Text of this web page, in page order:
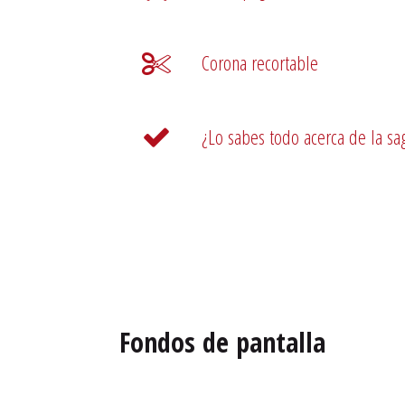
Corona recortable
¿Lo sabes todo acerca de la
Fondos de pantalla